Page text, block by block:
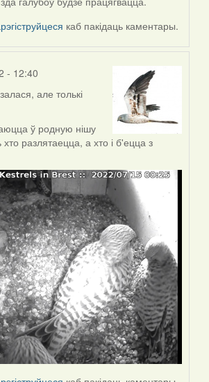
каб пакідаць каментары.
- 12:40
але толькі
ў родную нішу
разлятаецца, а хто і б'ецца з